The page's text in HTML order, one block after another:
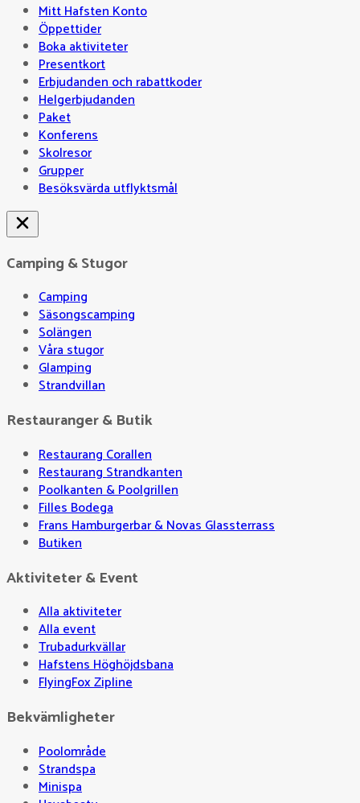
Mitt Hafsten Konto
Öppettider
Boka aktiviteter
Presentkort
Erbjudanden och rabattkoder
Helgerbjudanden
Paket
Konferens
Skolresor
Grupper
Besöksvärda utflyktsmål
Camping & Stugor
Camping
Säsongscamping
Solängen
Våra stugor
Glamping
Strandvillan
Restauranger & Butik
Restaurang Corallen
Restaurang Strandkanten
Poolkanten & Poolgrillen
Filles Bodega
Frans Hamburgerbar & Novas Glassterrass
Butiken
Aktiviteter & Event
Alla aktiviteter
Alla event
Trubadurkvällar
Hafstens Höghöjdsbana
FlyingFox Zipline
Bekvämligheter
Poolområde
Strandspa
Minispa